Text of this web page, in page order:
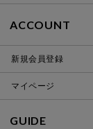
ACCOUNT
新規会員登録
マイページ
GUIDE